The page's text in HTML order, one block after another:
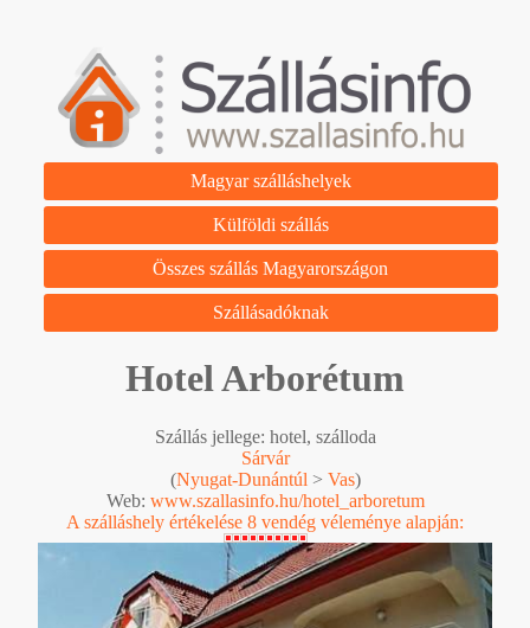
Magyar szálláshelyek
Külföldi szállás
Összes szállás Magyarországon
Szállásadóknak
Hotel Arborétum
Szállás jellege: hotel, szálloda
Sárvár
(Nyugat-Dunántúl > Vas)
Web: www.szallasinfo.hu/hotel_arboretum
A szálláshely értékelése 8 vendég véleménye alapján: